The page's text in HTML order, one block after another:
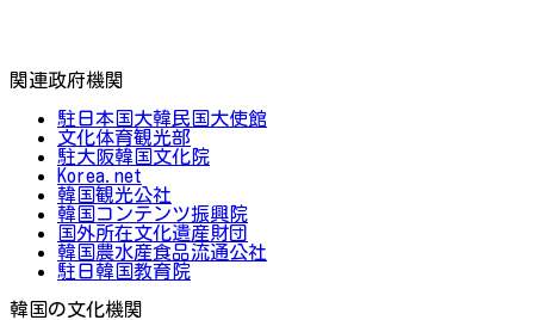
関連政府機関
駐日本国大韓民国大使館
文化体育観光部
駐大阪韓国文化院
Korea.net
韓国観光公社
韓国コンテンツ振興院
国外所在文化遺産財団
韓国農水産食品流通公社
駐日韓国教育院
韓国の文化機関